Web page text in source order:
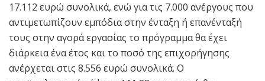
17.112 ευρώ συνολικά, ενώ για τις 7.000 ανέργους που
αντιμετωπίζουν εμπόδια στην ένταξη ή επανένταξή
τους στην αγορά εργασίας το πρόγραμμα θα έχει
διάρκεια ένα έτος και το ποσό της επιχορήγησης
ανέρχεται στις 8.556 ευρώ συνολικά. Ο